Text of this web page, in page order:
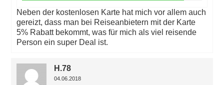
Neben der kostenlosen Karte hat mich vor allem auch
gereizt, dass man bei Reiseanbietern mit der Karte
5% Rabatt bekommt, was für mich als viel reisende
Person ein super Deal ist.
H.78
04.06.2018